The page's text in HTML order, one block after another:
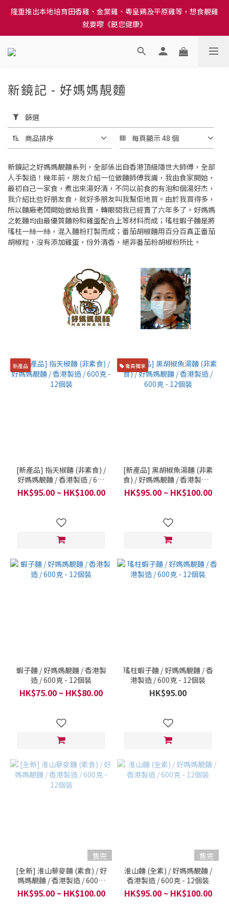
訂單結帳注意事項：送貨方法中選擇區域 - 然後當填寫地址時, 請
小心選擇分區及區域, 因資料錯誤會影響前往結帳
隆重推出本地培育田香雞、金棠雞、粵皇鷄及平原雞等，想食靚雞
就要嚟《餸您健康》
訂單結帳注意事項：送貨方法中選擇區域 - 然後當填寫地址時, 請
用
篩
選
價格
(HK$)
~
新鏡記 - 好媽媽靚麵
篩選
商品排序 每頁顯示 48 個
新鏡記之好媽媽靚麵系列，全部係出自香港頂級隱世大師傅，全部
人手製造！幾年前，朋友介紹一位做麵師傅我識，我由食家開始，
最初自己一家食，煮出來湯好清，不同以前食的有泡和個湯好杰，
我介紹比些好朋友食，就好多朋友叫我幫佢地買。由於我買得多，
所以麵廠老闆開始做給我賣，轉眼間我已經賣了六年多了。好媽媽
之乾麵均由最優質麵粉和雞蛋配合上等材料而成；瑤柱蝦子麵是將
瑤柱一絲一絲，混入麵粉打製而成；番茄胡椒麵用百分百真正番茄
胡椒粒，沒有添加雞蛋，份外清香，絕非番茄粉胡椒粉所比。
新產品
[新產品] 指天椒麵 (非素食) /
好媽媽靚麵 / 香港製造 / 600
克 - 12個裝
HK$95.00 ~ HK$100.00
會員獨享
[新產品] 黑胡椒魚湯麵 (非素
食) / 好媽媽靚麵 / 香港製造 /
600克 - 12個裝
HK$95.00 ~ HK$100.00
蝦子麵 / 好媽媽靚麵 / 香港製
造 / 600克 - 12個裝
HK$75.00 ~ HK$80.00
瑤柱蝦子麵 / 好媽媽靚麵 / 香
港製造 / 600克 - 12個裝
HK$95.00
售完
[全新] 淮山藜麥麵 (素食) / 好
媽媽靚麵 / 香港製造 / 600克
- 12個裝
HK$95.00 ~ HK$100.00
售完
淮山麵 (全素) / 好媽媽靚麵 /
香港製造 / 600克 - 12個裝
HK$95.00 ~ HK$100.00